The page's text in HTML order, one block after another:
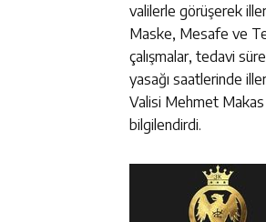
valilerle görüşerek
Maske, Mesafe ve
çalışmalar, tedavi
yasağı saatlerinde
Valisi Mehmet Makas
bilgilendirdi.